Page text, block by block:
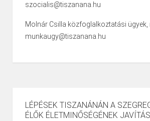
szocialis@tiszanana.hu
Molnár Csilla közfoglalkoztatási
munkaugy@tiszanana.hu
LÉPÉSEK TISZANÁNÁN A
ÉLŐK ÉLETMINŐSÉGÉNEK